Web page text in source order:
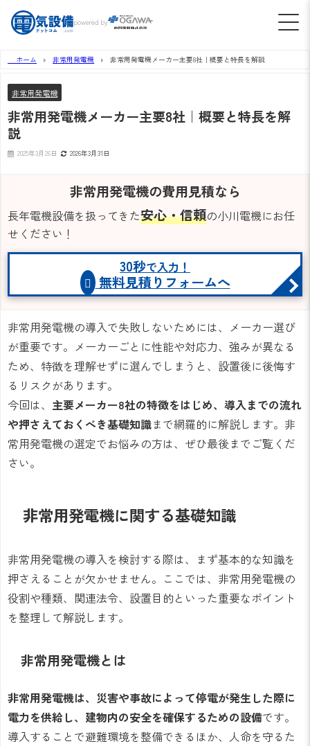
powered by
ホーム 非常用発電機 非常用発電機メーカー主要8社｜概要と特長を解説
非常用発電機
非常用発電機メーカー主要8社｜概要と特長を解
説
2025年3月26日 2026年3月31日
非常用発電機の費用見積なら
長年電機設備を扱ってきた安心・信頼の小川電機にお任
せください！
30秒で入力！
無料見積りフォームへ
非常用発電機の導入で失敗しないためには、メーカー選び
が重要です。メーカーごとに性能や対応力、強みが異なる
ため、特徴を理解せずに選んでしまうと、設置後に後悔す
るリスクがあります。
今回は、 主要メーカー8社の特徴をはじめ、導入までの流れ
や押さえておくべき基礎知識まで網羅的に解説します。非
常用発電機の選定でお悩みの方は、ぜひ最後までご覧くだ
さい。
非常用発電機に関する基礎知識
非常用発電機の導入を検討する際は、まず基本的な知識を
押さえることが欠かせません。ここでは、非常用発電機の
役割や種類、関連法令、設置目的といった重要なポイント
を整理して解説します。
非常用発電機とは
非常用発電機は、災害や事故によって停電が発生した際に
電力を供給し、建物内の安全を確保するための設備です。
導入することで避難環境を整備できるほか、人命を守るた